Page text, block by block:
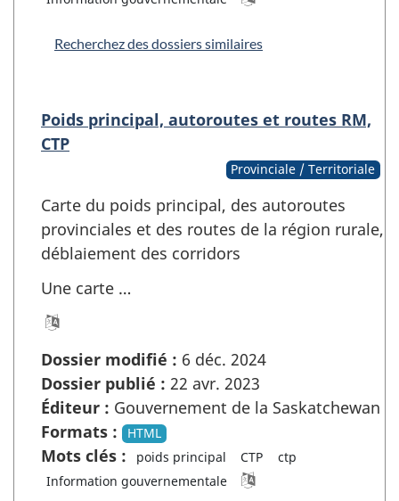
Recherchez des dossiers similaires
Poids principal, autoroutes et routes RM,
CTP
Provinciale / Territoriale
Carte du poids principal, des autoroutes
provinciales et des routes de la région rurale,
déblaiement des corridors
Une carte …
Dossier modifié : 6 déc. 2024
Dossier publié : 22 avr. 2023
Éditeur : Gouvernement de la Saskatchewan
Formats :
HTML
Mots clés : poids principal CTP
ctp
Information gouvernementale